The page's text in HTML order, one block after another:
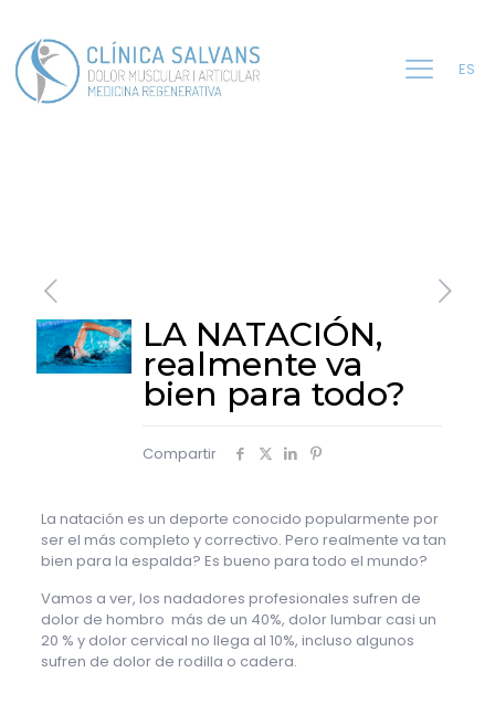
ES
LA NATACIÓN,
realmente va
bien para todo?
Compartir
La natación es un deporte conocido popularmente por
ser el más completo y correctivo. Pero realmente va tan
bien para la espalda? Es bueno para todo el mundo?
Vamos a ver, los nadadores profesionales sufren de
dolor de hombro más de un 40%, dolor lumbar casi un
20 % y dolor cervical no llega al 10%, incluso algunos
sufren de dolor de rodilla o cadera.